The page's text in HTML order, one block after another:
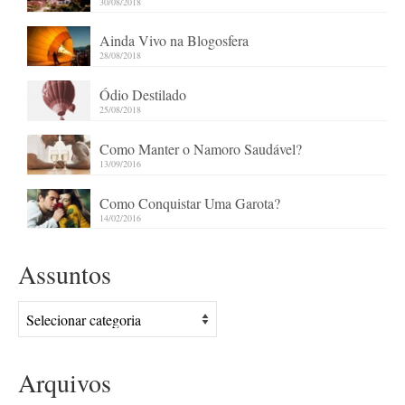
Ainda Vivo na Blogosfera
28/08/2018
Ódio Destilado
25/08/2018
Como Manter o Namoro Saudável?
13/09/2016
Como Conquistar Uma Garota?
14/02/2016
Assuntos
Assuntos
Arquivos